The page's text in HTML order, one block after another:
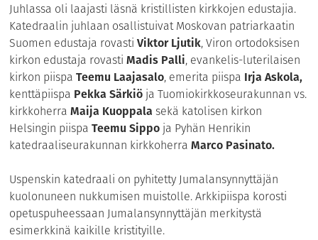
Juhlassa oli laajasti läsnä kristillisten kirkkojen edustajia.
Katedraalin juhlaan osallistuivat Moskovan patriarkaatin
Suomen edustaja rovastiViktor Ljutik, Viron ortodoksisen
kirkon edustaja rovastiMadis Palli, evankelis-luterilaisen
kirkon piispaTeemu Laajasalo, emerita piispa Irja Askola,
kenttäpiispa Pekka Särkiö ja Tuomiokirkkoseurakunnan vs.
kirkkoherraMaija Kuoppalasekä katolisen kirkon
Helsingin piispaTeemu Sippo ja Pyhän Henrikin
katedraaliseurakunnan kirkkoherraMarco Pasinato.
Uspenskin katedraali on pyhitetty Jumalansynnyttäjän
kuolonuneen nukkumisen muistolle. Arkkipiispa korosti
opetuspuheessaan Jumalansynnyttäjän merkitystä
esimerkkinä kaikille kristityille.